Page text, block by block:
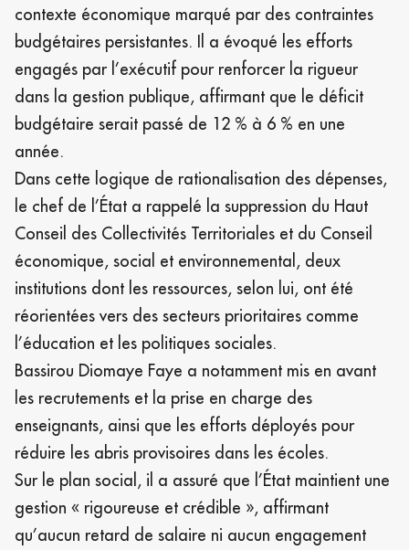
contexte économique marqué par des contraintes
budgétaires persistantes. Il a évoqué les efforts
engagés par l’exécutif pour renforcer la rigueur
dans la gestion publique, affirmant que le déficit
budgétaire serait passé de 12 % à 6 % en une
année.
Dans cette logique de rationalisation des dépenses,
le chef de l’État a rappelé la suppression du Haut
Conseil des Collectivités Territoriales et du Conseil
économique, social et environnemental, deux
institutions dont les ressources, selon lui, ont été
réorientées vers des secteurs prioritaires comme
l’éducation et les politiques sociales.
Bassirou Diomaye Faye a notamment mis en avant
les recrutements et la prise en charge des
enseignants, ainsi que les efforts déployés pour
réduire les abris provisoires dans les écoles.
Sur le plan social, il a assuré que l’État maintient une
gestion « rigoureuse et crédible », affirmant
qu’aucun retard de salaire ni aucun engagement